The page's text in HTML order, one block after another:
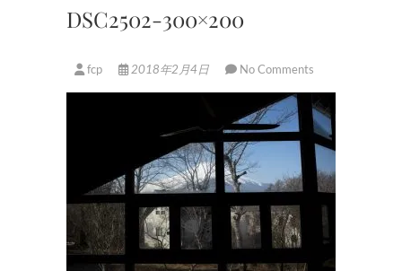
DSC2502-300×200
fcp 2018年2月4日 No Comments